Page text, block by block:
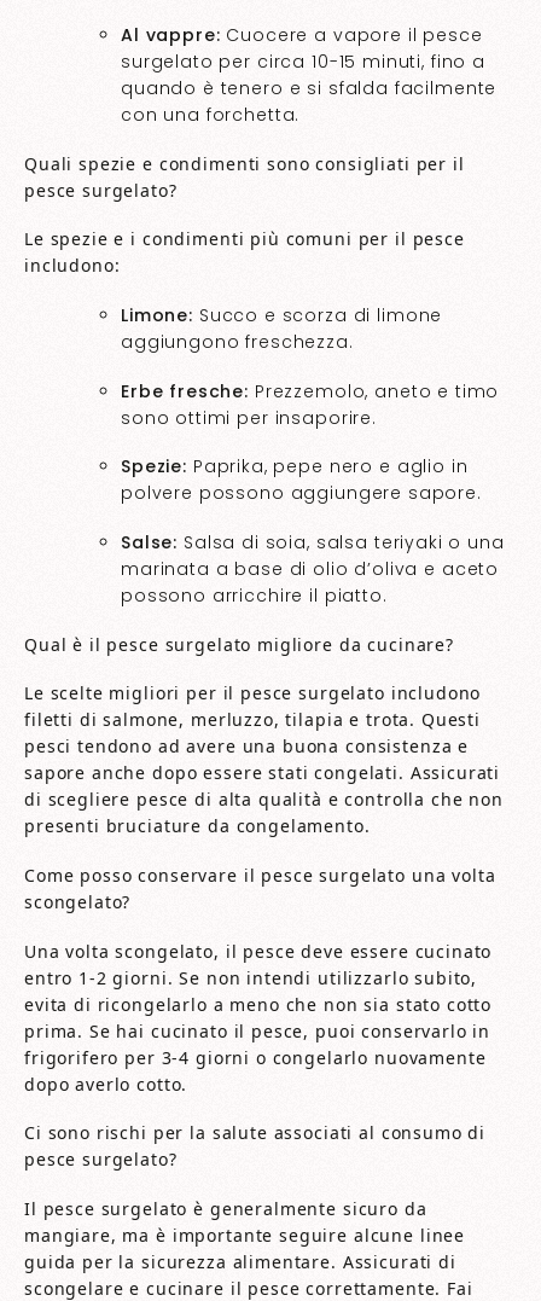
Al vappre: Cuocere a vapore il pesce
surgelato per circa 10-15 minuti, fino a
quando è tenero e si sfalda facilmente
con una forchetta.
Quali spezie e condimenti sono consigliati per il
pesce surgelato?
Le spezie e i condimenti più comuni per il pesce
includono:
Limone: Succo e scorza di limone
aggiungono freschezza.
Erbe fresche: Prezzemolo, aneto e timo
sono ottimi per insaporire.
Spezie: Paprika, pepe nero e aglio in
polvere possono aggiungere sapore.
Salse: Salsa di soia, salsa teriyaki o una
marinata a base di olio d’oliva e aceto
possono arricchire il piatto.
Qual è il pesce surgelato migliore da cucinare?
Le scelte migliori per il pesce surgelato includono
filetti di salmone, merluzzo, tilapia e trota. Questi
pesci tendono ad avere una buona consistenza e
sapore anche dopo essere stati congelati. Assicurati
di scegliere pesce di alta qualità e controlla che non
presenti bruciature da congelamento.
Come posso conservare il pesce surgelato una volta
scongelato?
Una volta scongelato, il pesce deve essere cucinato
entro 1-2 giorni. Se non intendi utilizzarlo subito,
evita di ricongelarlo a meno che non sia stato cotto
prima. Se hai cucinato il pesce, puoi conservarlo in
frigorifero per 3-4 giorni o congelarlo nuovamente
dopo averlo cotto.
Ci sono rischi per la salute associati al consumo di
pesce surgelato?
Il pesce surgelato è generalmente sicuro da
mangiare, ma è importante seguire alcune linee
guida per la sicurezza alimentare. Assicurati di
scongelare e cucinare il pesce correttamente. Fai